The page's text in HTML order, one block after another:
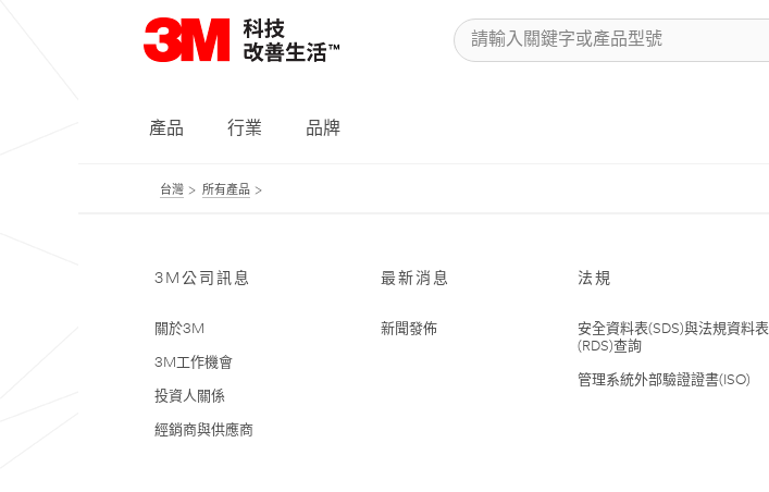
產品 行業 品牌
台灣 所有產品
3M公司訊息
關於3M
3M工作機會
投資人關係
經銷商與供應商
最新消息
新聞發佈
法規
安全資料表(SDS)與法規資料表
(RDS)查詢
管理系統外部驗證證書(ISO)